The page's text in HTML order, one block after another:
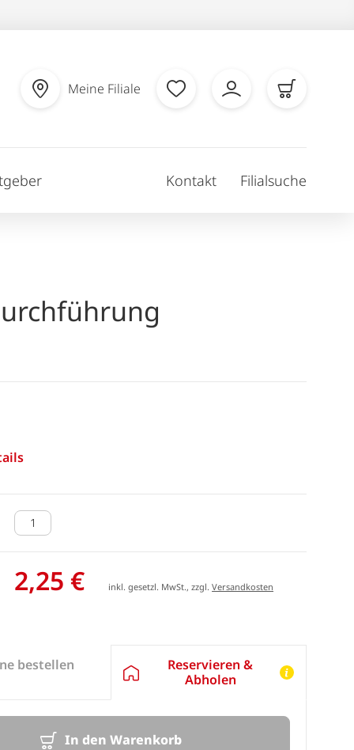
Meine Filiale
Kontakt Filialsuche
2,25 € inkl. gesetzl. MwSt., zzgl.Versandkosten
bestellen
Reservieren &
Abholen
In den Warenkorb